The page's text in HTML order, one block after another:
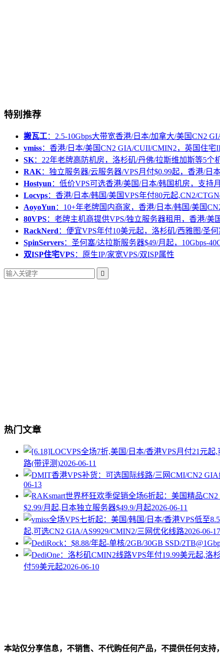
特别推荐
搬瓦工：2.5-10Gbps大带宽香港/日本/加拿大/美国CN2
vmiss：香港/日本/美国CN2 GIA/CUII/CMIN2，英国住宅
SK：22年老牌高防机房，洛杉矶/丹佛/拉斯维加斯等5个
RAK：独立服务器/云服务器/VPS月付$0.99起，香港/日
Hostyun ：低价VPS可选香港/美国/日本/韩国机房，支持
Locvps：香港/日本/韩国/美国VPS年付80元起,CN2/
AoyoYun ：10+年老牌国内商家，香港/日本/韩国/美国
80VPS：老牌主机商提供VPS/独立服务器租用，香港/美
RackNerd ：便宜VPS年付10美元起，洛杉矶/西雅图/圣
SpinServers：圣何塞/达拉斯服务器$49/月起，10Gbps-
双ISP住宅VPS：原生IP/家宽VPS/双ISP属性

热门文章
路(带评测)2026-06-11
06-13
$2.99/月起,日本独立服务器$49.9/月起2026-06-11
起,可选CN2 GIA/AS9929/CMIN2/三网优化线路2026-06-17
付59美元起2026-06-10
本站仅分享信息，不销售、不代购任何产品，不提供任何支持